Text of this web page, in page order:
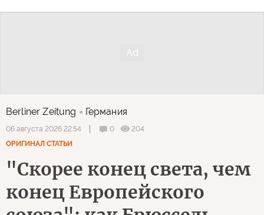
Berliner Zeitung Германия
06 августа 2026 22:54 0
204
ОРИГИНАЛ СТАТЬИ
"Скорее конец света, чем
конец Европейского